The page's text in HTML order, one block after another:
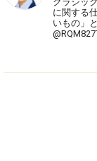
に関する
いもの」